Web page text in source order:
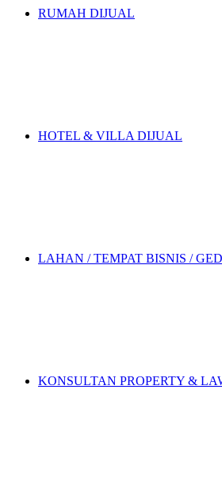
RUMAH DIJUAL
HOTEL & VILLA DIJUAL
LAHAN / TEMPAT BISNIS /
KONSULTAN PROPERTY &